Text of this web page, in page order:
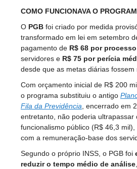
COMO FUNCIONAVA O
O PGB foi criado por medida
transformado em lei em setembro
pagamento de R$ 68 por
servidores e R$ 75 por perícia
desde que as metas diárias fossem
Com orçamento inicial de R$ 200
o programa substituiu o antigo
Fila da Previdência , encerrado em
entretanto, não poderia ultrapassar
funcionalismo público (R$ 46,3
com a remuneração-base dos
Segundo o próprio INSS, o PGB foi
reduzir o tempo médio de análise